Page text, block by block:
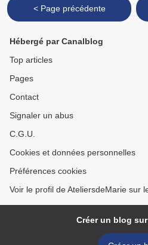
< Page précédente
Hébergé par Canalblog
Top articles
Pages
Contact
Signaler un abus
C.G.U.
Cookies et données personnelles
Préférences cookies
Voir le profil de AteliersdeMarie sur
Créer un blog